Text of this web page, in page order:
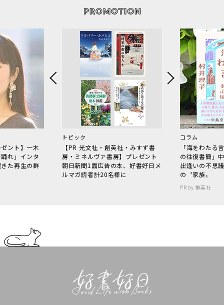
ント】一木
れ」インタ
た再生の群
トピック
【PR 光文社・創英社・みすず書
房・ミネルヴァ書房】プレゼント
朝日新聞1面広告の本、好書好日メ
ルマガ読者計20名様に
コラム
「海をわた
の往復書簡」
出逢いの不思
の〝家族〟
PR by 集英社